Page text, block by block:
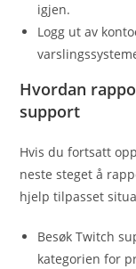
igjen.
Logg ut av
Hvordan
support
Hvis du fortsatt
neste steget å
hjelp tilpasset
Besøk Twitch
kategorien for